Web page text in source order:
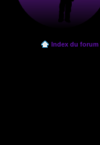
Index du forum